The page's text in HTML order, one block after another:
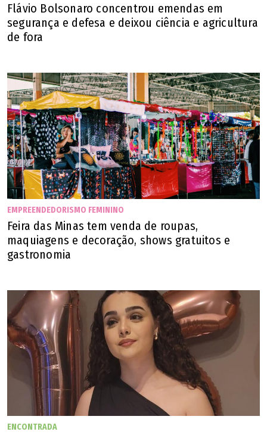
Flávio Bolsonaro concentrou emendas em
segurança e defesa e deixou ciência e agricultura
de fora
EMPREENDEDORISMO FEMININO
Feira das Minas tem venda de roupas,
maquiagens e decoração, shows gratuitos e
gastronomia
ENCONTRADA